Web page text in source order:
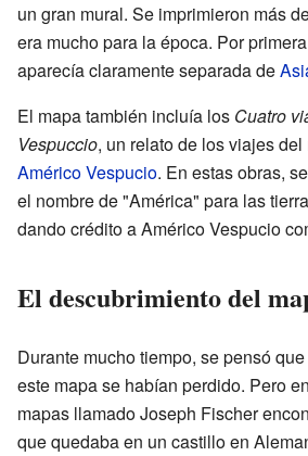
un gran mural. Se imprimieron más
era mucho para la época. Por
aparecía claramente separada de
El mapa también incluía los Cuatro
Vespuccio, un relato de los viajes
Américo Vespucio. En estas obras,
el nombre de "América" para las
dando crédito a Américo Vespucio
El descubrimiento del
Durante mucho tiempo, se pensó
este mapa se habían perdido. Pero
mapas llamado Joseph Fischer
que quedaba en un castillo en